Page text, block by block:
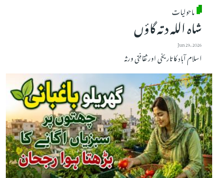
ماحولیات
شاہ اللہ دتہ گاؤں
Jun 29, 2026
اسلام آباد کا تاریخی اور ثقافتی ورثہ